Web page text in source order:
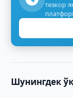
тезкор
Шунингдек